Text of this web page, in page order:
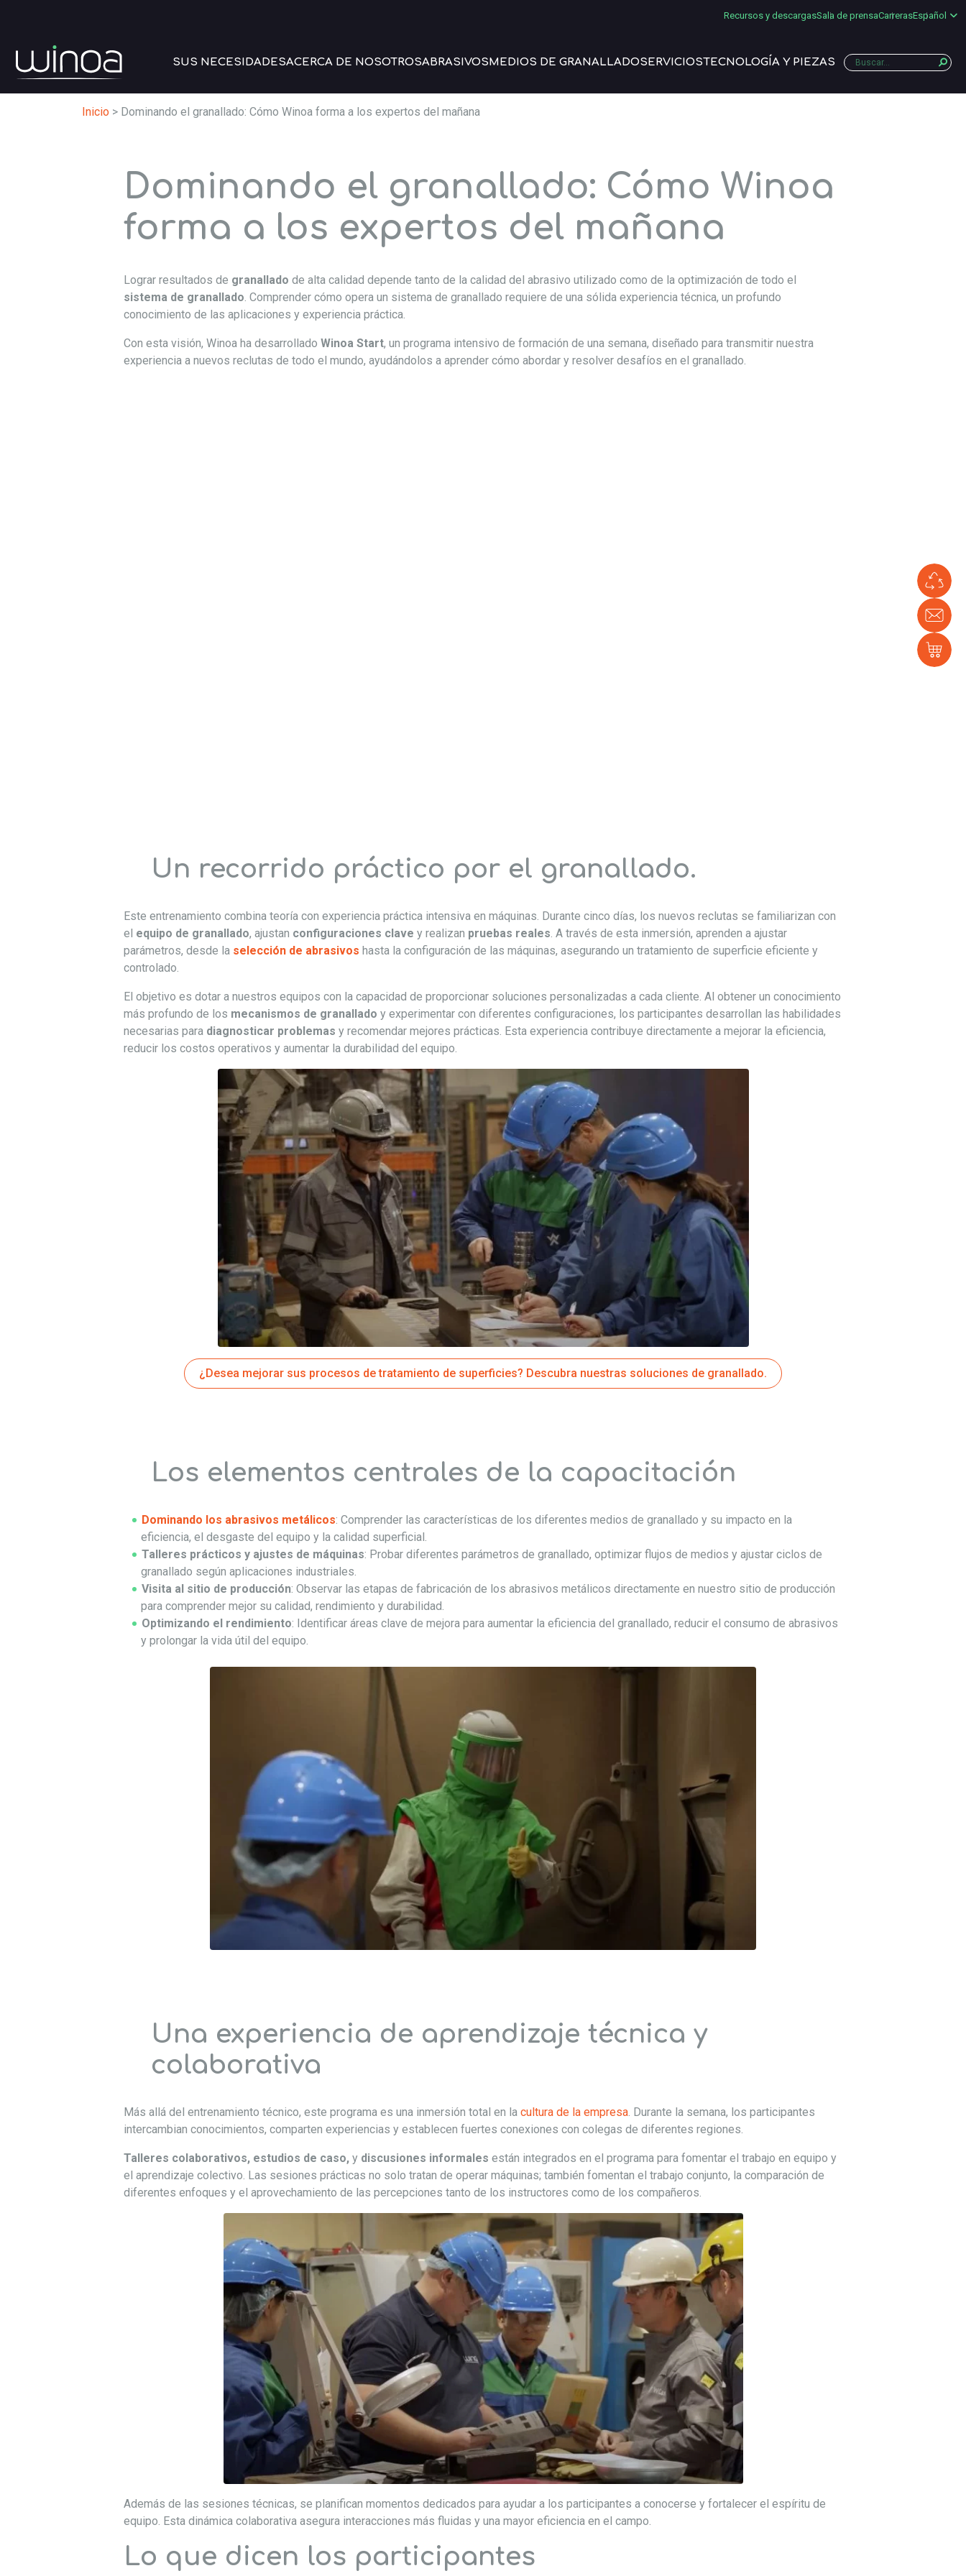
Recursos y descargasSala de prensaCarrerasEspañol
SUS NECESIDADESACERCA DE NOSOTROSABRASIVOSMEDIOS DE GRANALLADOSERVICIOSTECNOLOGÍA Y PIEZAS
Inicio > Dominando el granallado: Cómo Winoa forma a los expertos del mañana
Dominando el granallado: Cómo Winoa
forma a los expertos del mañana
Lograr resultados de granallado de alta calidad depende tanto de la calidad del abrasivo utilizado como de la optimización de todo el
sistema de granallado. Comprender cómo opera un sistema de granallado requiere de una sólida experiencia técnica, un profundo
conocimiento de las aplicaciones y experiencia práctica.
Con esta visión, Winoa ha desarrollado Winoa Start, un programa intensivo de formación de una semana, diseñado para transmitir nuestra
experiencia a nuevos reclutas de todo el mundo, ayudándolos a aprender cómo abordar y resolver desafíos en el granallado.
Un recorrido práctico por el granallado.
Este entrenamiento combina teoría con experiencia práctica intensiva en máquinas. Durante cinco días, los nuevos reclutas se familiarizan con
el equipo de granallado, ajustan configuraciones clave y realizan pruebas reales. A través de esta inmersión, aprenden a ajustar
parámetros, desde la selección de abrasivos hasta la configuración de las máquinas, asegurando un tratamiento de superficie eficiente y
controlado.
El objetivo es dotar a nuestros equipos con la capacidad de proporcionar soluciones personalizadas a cada cliente. Al obtener un conocimiento
más profundo de los mecanismos de granallado y experimentar con diferentes configuraciones, los participantes desarrollan las habilidades
necesarias para diagnosticar problemas y recomendar mejores prácticas. Esta experiencia contribuye directamente a mejorar la eficiencia,
reducir los costos operativos y aumentar la durabilidad del equipo.
¿Desea mejorar sus procesos de tratamiento de superficies? Descubra nuestras soluciones de granallado.
Los elementos centrales de la capacitación
Dominando los abrasivos metálicos: Comprender las características de los diferentes medios de granallado y su impacto en la
eficiencia, el desgaste del equipo y la calidad superficial.
Talleres prácticos y ajustes de máquinas: Probar diferentes parámetros de granallado, optimizar flujos de medios y ajustar ciclos de
granallado según aplicaciones industriales.
Visita al sitio de producción: Observar las etapas de fabricación de los abrasivos metálicos directamente en nuestro sitio de producción
para comprender mejor su calidad, rendimiento y durabilidad.
Optimizando el rendimiento: Identificar áreas clave de mejora para aumentar la eficiencia del granallado, reducir el consumo de abrasivos
y prolongar la vida útil del equipo.
Una experiencia de aprendizaje técnica y
colaborativa
Más allá del entrenamiento técnico, este programa es una inmersión total en la cultura de la empresa. Durante la semana, los participantes
intercambian conocimientos, comparten experiencias y establecen fuertes conexiones con colegas de diferentes regiones.
Talleres colaborativos, estudios de caso, y discusiones informales están integrados en el programa para fomentar el trabajo en equipo y
el aprendizaje colectivo. Las sesiones prácticas no solo tratan de operar máquinas; también fomentan el trabajo conjunto, la comparación de
diferentes enfoques y el aprovechamiento de las percepciones tanto de los instructores como de los compañeros.
Además de las sesiones técnicas, se planifican momentos dedicados para ayudar a los participantes a conocerse y fortalecer el espíritu de
equipo. Esta dinámica colaborativa asegura interacciones más fluidas y una mayor eficiencia en el campo.
Lo que dicen los participantes